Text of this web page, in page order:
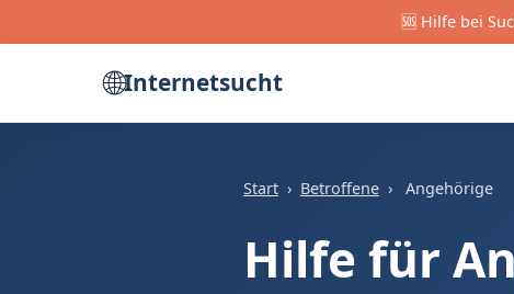
🆘 Hilfe bei
🌐Internetsucht
Start › Betroffene › Angehörige
Hilfe für